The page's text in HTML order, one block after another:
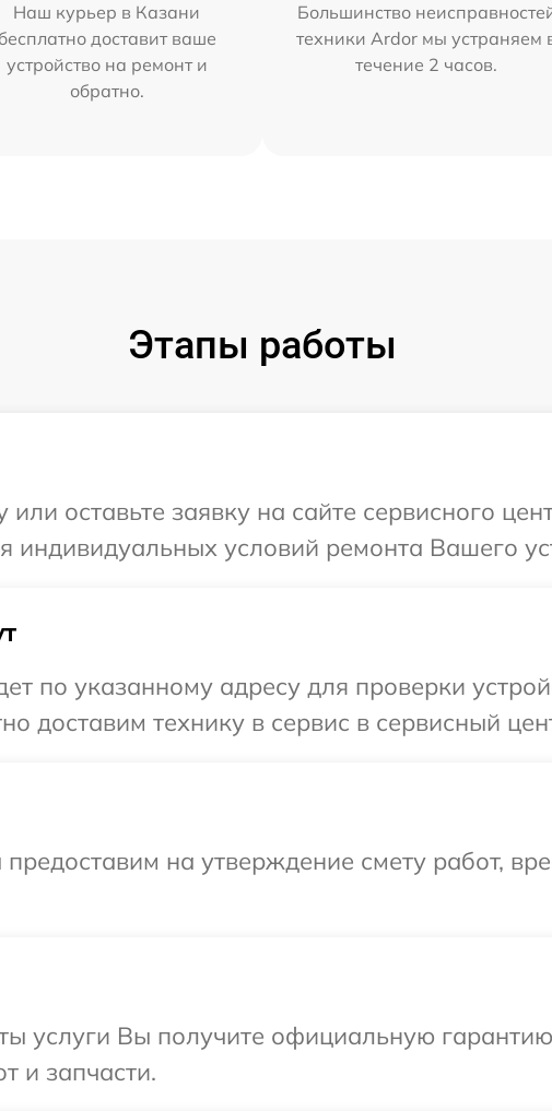
Наш курьер в Казани
бесплатно доставит ваше
устройство на ремонт и
обратно.
Большинство
техники Ardor мы устраняем
течение 2 часов.
Этапы работы
оставьте заявку на сайте сервисного
индивидуальных условий ремонта Вашего
по указанному адресу для проверки
доставим технику в сервис в сервисный
на утверждение смету работ,
услуги Вы получите официальную
и запчасти.